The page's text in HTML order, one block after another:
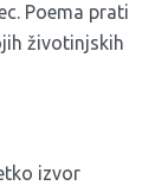
Poema prati
životinjskih
izvor